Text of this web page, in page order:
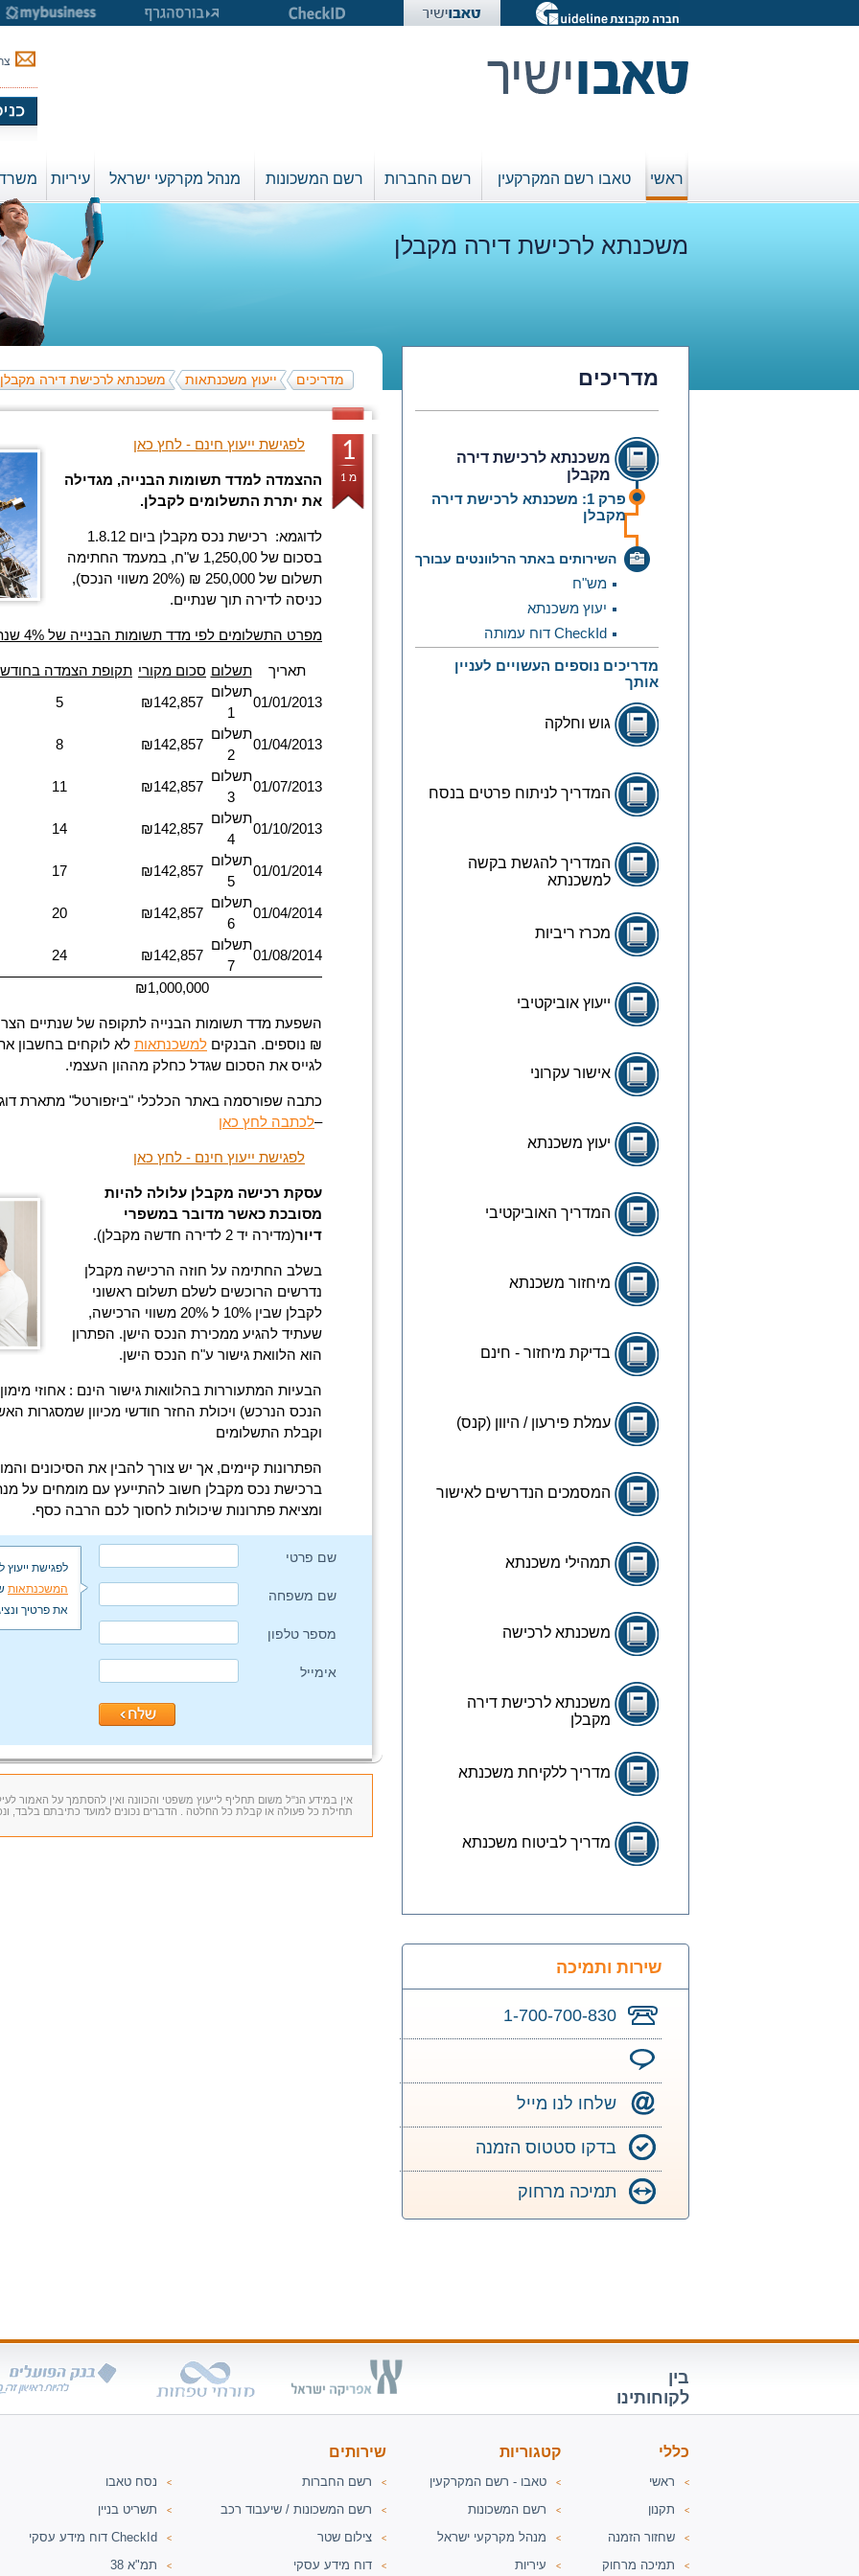
לֵב:
לְחַץ
F10
עיריות מנהל מקרקעי ישראל רשם המשכונות רשם החברות טאבו רשם המקרקעין ראשי
משכנתא לרכישת דירה מקבלן
מדריכים ייעוץ משכנתאות משכנתא לרכישת דירה מקבלן
לפגישת ייעוץ חינם - לחץ כאן
ההצמדה למדד תשומות הבנייה, מגדילה
את יתרת התשלומים לקבלן.
לדוגמא: רכישת נכס מקבלן ביום 1.8.12
בסכום של 1,250,00 ש"ח, במעמד החתימה
תשלום של 250,000 ₪ (20% משווי הנכס),
כניסה לדירה תוך שנתיים.
מפרט התשלומים לפי מדד תשומות הבנייה של 4% שנתי:
תאריך תשלום סכום מקורי תקופת הצמדה
01/01/2013
תשלום
1
₪142,857
5
01/04/2013
תשלום
2
₪142,857
8
01/07/2013
תשלום
3
₪142,857
11
01/10/2013
תשלום
4
₪142,857
14
01/01/2014
תשלום
5
₪142,857
17
01/04/2014
תשלום
6
₪142,857
20
01/08/2014
תשלום
7
₪142,857
24
₪1,000,000
₪ נוספים. הבנקים למשכנתאות לא לוקחים בחשבון
לגייס את הסכום שגדל כחלק מההון העצמי.
כתבה שפורסמה באתר הכלכלי "ביזפורטל" מתארת
–לכתבה לחץ כאן
לפגישת ייעוץ חינם - לחץ כאן
עסקת רכישה מקבלן עלולה להיות
מסובכת כאשר מדובר במשפרי
דיור(מדירה יד 2 לדירה חדשה מקבלן).
בשלב החתימה על חוזה הרכישה מקבלן
נדרשים הרוכשים לשלם תשלום ראשוני
לקבלן שבין 10% ל 20% משווי הרכישה,
שעתיד להגיע ממכירת הנכס הישן. הפתרון
הוא הלוואת גישור ע"ח הנכס הישן.
הבעיות המתעוררות בהלוואות גישור הינם : אחוזי
הנכס הנרכש) ויכולת החזר חודשי מכיוון שמסגרות
וקבלת התשלומים
הפתרונות קיימים, אך יש צורך להבין את הסיכונים
ברכישת נכס מקבלן חשוב להתייעץ עם מומחים על
ומציאת פתרונות שיכולות לחסוך לכם הרבה כסף.
שם פרטי
לפגישת
המשכנתאות
את פרטיך
שם משפחה
מספר טלפון
אימייל
1
מ 1
אין במידע הנ"ל משום תחליף לייעוץ משפטי והכוונה ואין להסתמך על האמור
תחילת כל פעולה או קבלת כל החלטה . הדברים נכונים למועד כתיבתם בלבד,
מדריכים
משכנתא לרכישת דירה
מקבלן
פרק 1: משכנתא לרכישת דירה
מקבלן
השירותים באתר הרלוונטים עבורך
מש"ח
יעוץ משכנתא
דוח עמותה CheckId
מדריכים נוספים העשויים לעניין
אותך
גוש וחלקה
המדריך לניתוח פרטים בנסח
המדריך להגשת בקשה
למשכנתא
מכרז ריביות
ייעוץ אוביקטיבי
אישור עקרוני
יעוץ משכנתא
המדריך האוביקטיבי
מיחזור משכנתא
בדיקת מיחזור - חינם
עמלת פירעון / היוון (קנס)
המסמכים הנדרשים לאישור
תמהילי משכנתא
משכנתא לרכישה
משכנתא לרכישת דירה
מקבלן
מדריך ללקיחת משכנתא
מדריך לביטוח משכנתא
שירות ותמיכה
1-700-700-830
שלחו לנו מייל
בדקו סטטוס הזמנה
תמיכה מרחוק
בין
לקוחותינו
כללי קטגוריות שירותים
ראשי <
תקנון <
שחזור הזמנה <
תמיכה מרחוק <
טאבו - רשם המקרקעין <
רשם המשכונות <
מנהל מקרקעי ישראל <
עיריות <
רשם החברות <
רשם המשכונות / שיעבוד רכב <
צילום שטר <
דוח מידע עסקי <
נסח טאבו <
תשריט בניין <
דוח מידע עסקי CheckId <
תמ"א 38 <